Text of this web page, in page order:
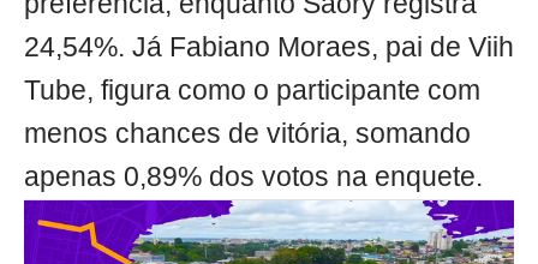
24,54%. Já Fabiano Moraes, pai de Viih
Tube, figura como o participante com
menos chances de vitória, somando
apenas 0,89% dos votos na enquete.